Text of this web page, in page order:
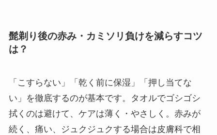
髭剃り後の赤み・カミソリ負けを減らすコツ
は？
「こすらない」「乾く前に保湿」「押し当てな
い」を徹底するのが基本です。タオルでゴシゴシ
拭くのは避けて、ケアは薄く・やさしく。赤みが
続く、痛い、ジュクジュクする場合は皮膚科で相